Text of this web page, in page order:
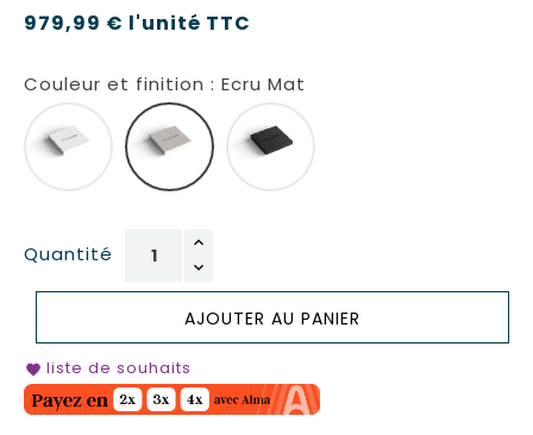
979,99 € l'unité TTC
Couleur et finition : Ecru Mat
Blanc Mat
Quantité
AJOUTER AU PANIER
favorite liste de souhaits